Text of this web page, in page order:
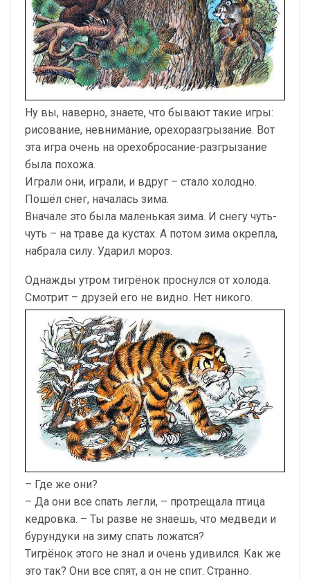
Ну вы, наверно, знаете, что бывают такие игры:
рисование, невнимание, орехоразгрызание. Вот
эта игра очень на орехобросание-разгрызание
была похожа.
Играли они, играли, и вдруг – стало холодно.
Пошёл снег, началась зима.
Вначале это была маленькая зима. И снегу чуть-
чуть – на траве да кустах. А потом зима окрепла,
набрала силу. Ударил мороз.
Однажды утром тигрёнок проснулся от холода.
Смотрит – друзей его не видно. Нет никого.
– Где же они?
– Да они все спать легли, – протрещала птица
кедровка. – Ты разве не знаешь, что медведи и
бурундуки на зиму спать ложатся?
Тигрёнок этого не знал и очень удивился. Как же
это так? Они все спят, а он не спит. Странно.